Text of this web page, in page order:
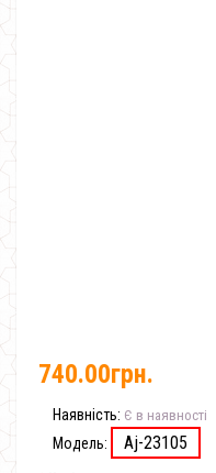
740.00грн.
Наявність: Є в наявності
Модель: Aj-23105